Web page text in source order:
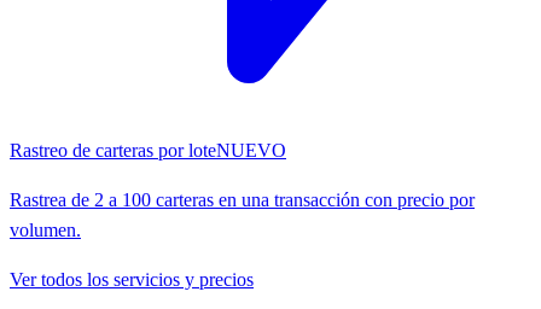
Rastreo de carteras por loteNUEVO
Rastrea de 2 a 100 carteras en una transacción con precio por
volumen.
Ver todos los servicios y precios